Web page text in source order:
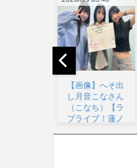
【画像】謎のお
っさん、女性声
優に囲まれてデ
レデレになる...